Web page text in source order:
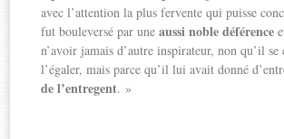
avec l’attention la plus fervente qui puisse
fut bouleversé par uneaussi noble déférence
n’avoir jamais d’autre inspirateur, non qu’il se
l’égaler, mais parce qu’il lui avait donné
de l’entregent. »